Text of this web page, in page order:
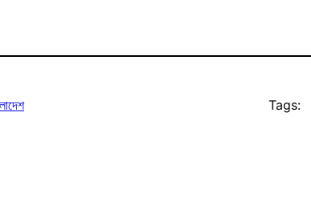
Tags: